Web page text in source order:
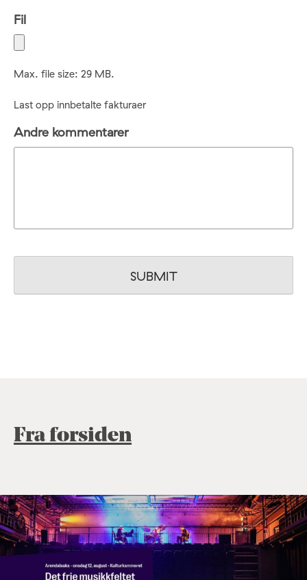
Fil
Max. file size: 29 MB.
Last opp innbetalte fakturaer
Andre kommentarer
Fra forsiden